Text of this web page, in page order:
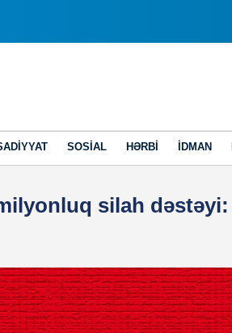
SOSIAL HƏRBI İDMAN
silah dəstəyi: